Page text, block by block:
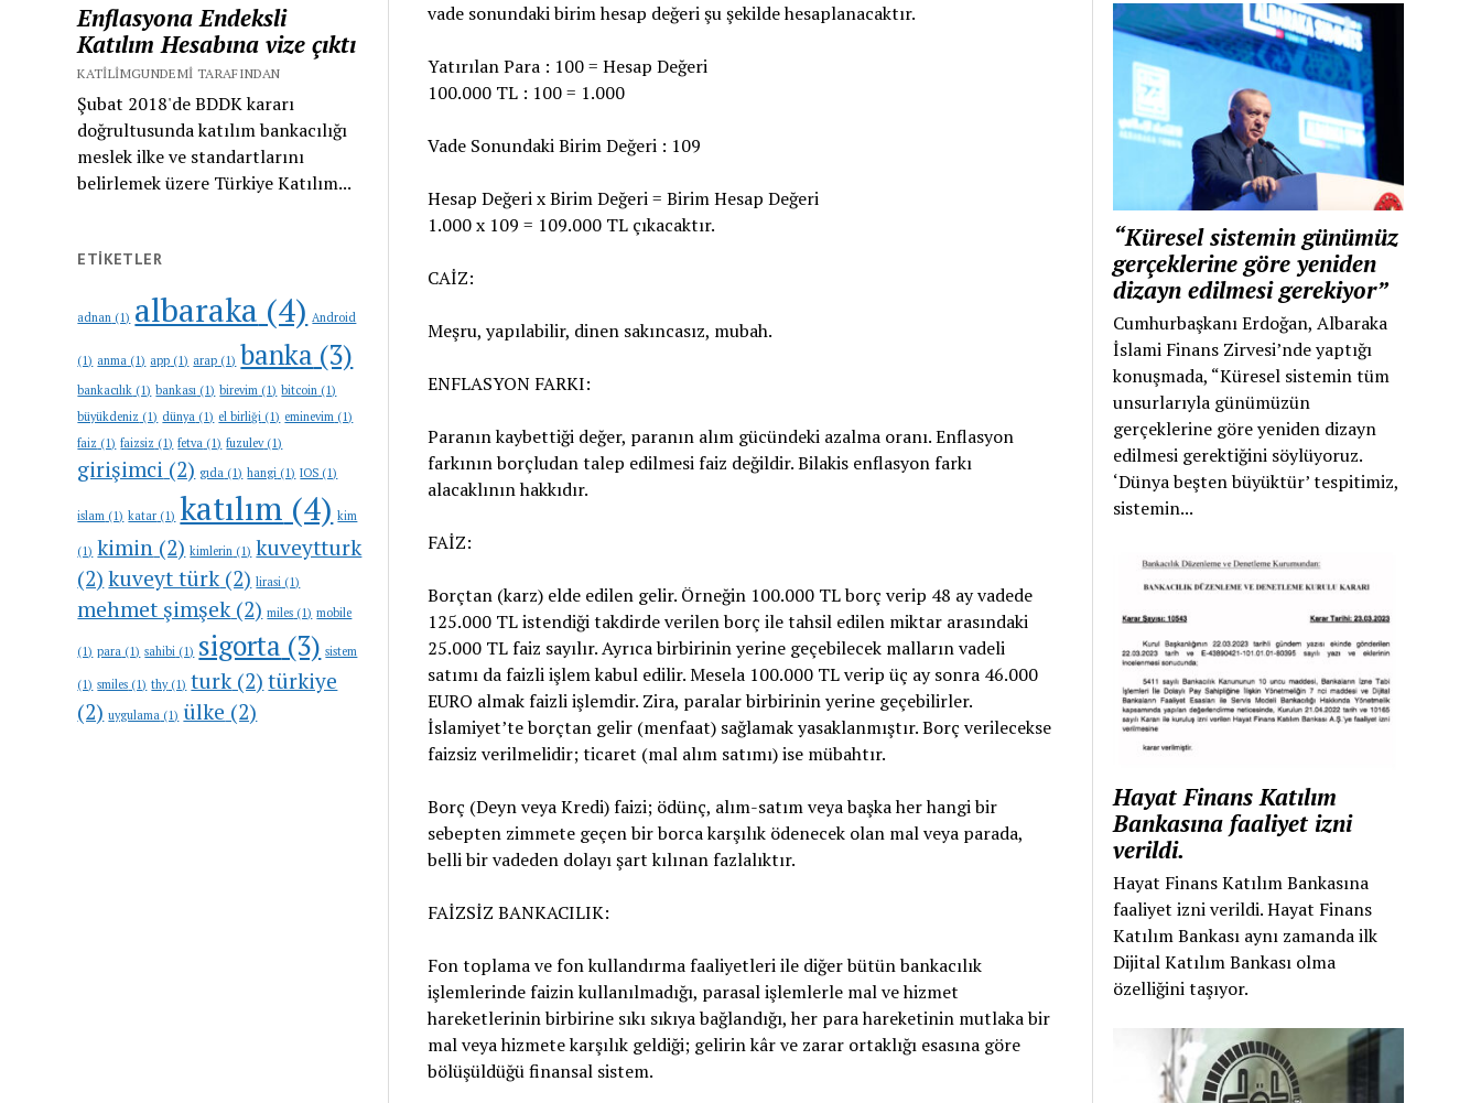
Enflasyona Endeksli
Katılım Hesabına vize çıktı
KATILIMGUNDEMI TARAFINDAN
Şubat 2018'de BDDK kararı
doğrultusunda katılım bankacılığı
meslek ilke ve standartlarını
belirlemek üzere Türkiye Katılım...
ETIKETLER
adnan (1) albaraka (4) Android
(1) anma (1) app (1) arap (1) banka (3)
bankacılık (1) bankası (1) birevim (1) bitcoin (1)
büyükdeniz (1) dünya (1) el birliği (1) eminevim (1)
faiz (1) faizsiz (1) fetva (1) fuzulev(1)
girişimci (2) gıda (1) hangi (1) IOS (1)
islam (1) katar (1) katılım (4) kim
(1) kimin (2) kimlerin (1) kuveytturk
(2) kuveyt türk(2) lirasi (1)
mehmet şimşek(2) miles (1) mobile
(1) para (1) sahibi (1) sigorta (3) sistem
(1) smiles (1) thy(1) turk(2) türkiye
(2) uygulama (1) ülke (2)
vade sonundaki birim hesap değeri şu şekilde hesaplanacaktır.
Yatırılan Para : 100 = Hesap Değeri
100.000 TL : 100 = 1.000
Vade Sonundaki Birim Değeri : 109
Hesap Değeri x Birim Değeri = Birim Hesap Değeri
1.000 x 109 = 109.000 TL çıkacaktır.
CAİZ:
Meşru, yapılabilir, dinen sakıncasız, mubah.
ENFLASYON FARKI:
Paranın kaybettiği değer, paranın alım gücündeki azalma oranı. Enflasyon
farkının borçludan talep edilmesi faiz değildir. Bilakis enflasyon farkı
alacaklının hakkıdır.
FAİZ:
Borçtan (karz) elde edilen gelir. Örneğin 100.000 TL borç verip 48 ay vadede
125.000 TL istendiği takdirde verilen borç ile tahsil edilen miktar arasındaki
25.000 TL faiz sayılır. Ayrıca birbirinin yerine geçebilecek malların vadeli
satımı da faizli işlem kabul edilir. Mesela 100.000 TL verip üç ay sonra 46.000
EURO almak faizli işlemdir. Zira, paralar birbirinin yerine geçebilirler.
İslamiyet’te borçtan gelir (menfaat) sağlamak yasaklanmıştır. Borç verilecekse
faizsiz verilmelidir; ticaret (mal alım satımı) ise mübahtır.
Borç (Deyn veya Kredi) faizi; ödünç, alım-satım veya başka her hangi bir
sebepten zimmete geçen bir borca karşılık ödenecek olan mal veya parada,
belli bir vadeden dolayı şart kılınan fazlalıktır.
FAİZSİZ BANKACILIK:
Fon toplama ve fon kullandırma faaliyetleri ile diğer bütün bankacılık
işlemlerinde faizin kullanılmadığı, parasal işlemlerle mal ve hizmet
hareketlerinin birbirine sıkı sıkıya bağlandığı, her para hareketinin mutlaka bir
mal veya hizmete karşılık geldiği; gelirin kâr ve zarar ortaklığı esasına göre
bölüşüldüğü finansal sistem.
“Küresel sistemin günümüz
gerçeklerine göre yeniden
dizayn edilmesi gerekiyor”
Cumhurbaşkanı Erdoğan, Albaraka
İslami Finans Zirvesi’nde yaptığı
konuşmada, “Küresel sistemin tüm
unsurlarıyla günümüzün
gerçeklerine göre yeniden dizayn
edilmesi gerektiğini söylüyoruz.
‘Dünya beşten büyüktür’ tespitimiz,
sistemin...
Hayat Finans Katılım
Bankasına faaliyet izni
verildi.
Hayat Finans Katılım Bankasına
faaliyet izni verildi. Hayat Finans
Katılım Bankası aynı zamanda ilk
Dijital Katılım Bankası olma
özelliğini taşıyor.